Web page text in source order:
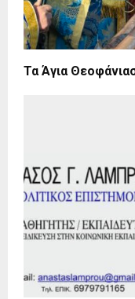
Τα Άγια